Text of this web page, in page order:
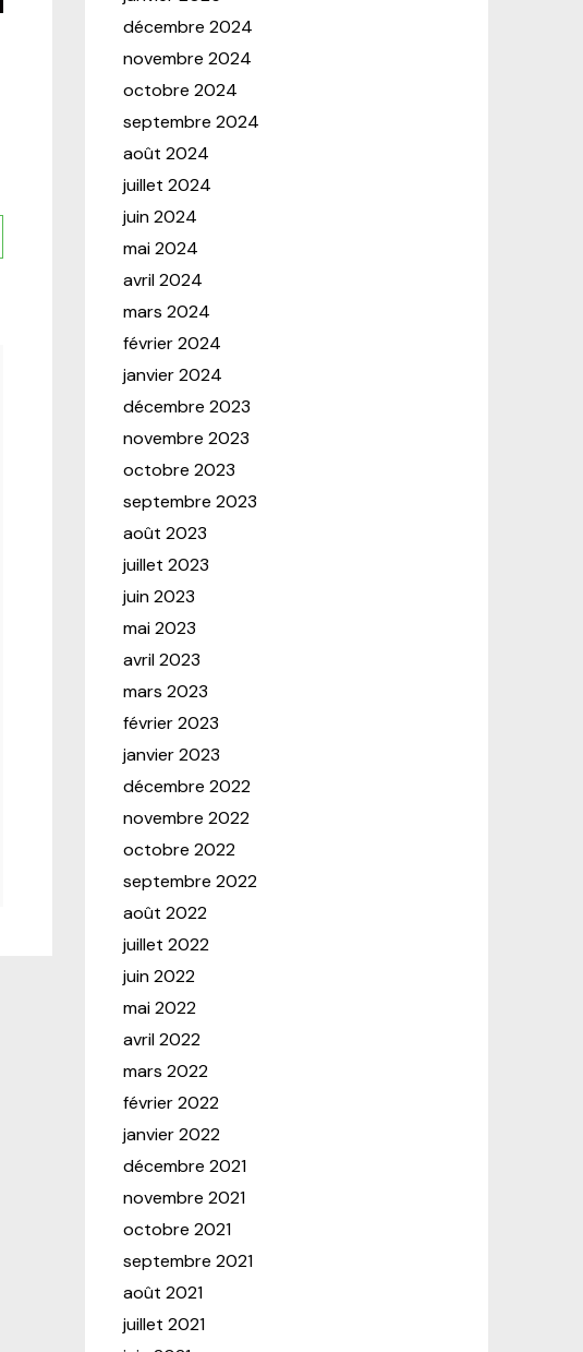
décembre 2024
novembre 2024
octobre 2024
septembre 2024
août 2024
juillet 2024
juin 2024
mai 2024
avril 2024
mars 2024
février 2024
janvier 2024
décembre 2023
novembre 2023
octobre 2023
septembre 2023
août 2023
juillet 2023
juin 2023
mai 2023
avril 2023
mars 2023
février 2023
janvier 2023
décembre 2022
novembre 2022
octobre 2022
septembre 2022
août 2022
juillet 2022
juin 2022
mai 2022
avril 2022
mars 2022
février 2022
janvier 2022
décembre 2021
novembre 2021
octobre 2021
septembre 2021
août 2021
juillet 2021